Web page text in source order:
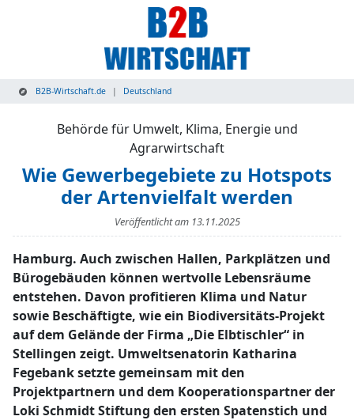
B2B-Wirtschaft.de Deutschland
Behörde für Umwelt, Klima, Energie und
Agrarwirtschaft
Wie Gewerbegebiete zu Hotspots
der Artenvielfalt werden
Veröffentlicht am 13.11.2025
Hamburg. Auch zwischen Hallen, Parkplätzen und
Bürogebäuden können wertvolle Lebensräume
entstehen. Davon profitieren Klima und Natur
sowie Beschäftigte, wie ein Biodiversitäts-Projekt
auf dem Gelände der Firma „Die Elbtischler“ in
Stellingen zeigt. Umweltsenatorin Katharina
Fegebank setzte gemeinsam mit den
Projektpartnern und dem Kooperationspartner der
Loki Schmidt Stiftung den ersten Spatenstich und